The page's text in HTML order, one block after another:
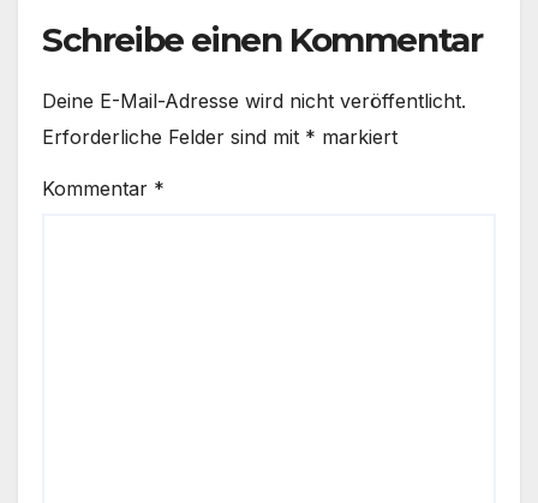
Schreibe einen Kommentar
Deine E-Mail-Adresse wird nicht veröffentlicht.
Erforderliche Felder sind mit * markiert
Kommentar *